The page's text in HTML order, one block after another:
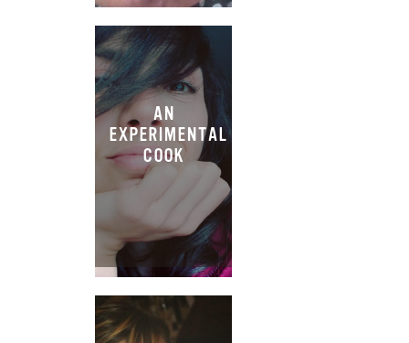
AN
EXPERIMENTAL
COOK